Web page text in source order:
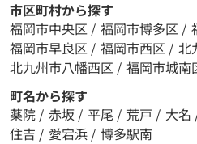
市区町村から探す
福岡市中央区 / 福岡市博多区 /
福岡市早良区 / 福岡市西区 / 北
北九州市八幡西区 / 福岡市城南
町名から探す
薬院 / 赤坂 / 平尾 / 荒戸 / 大名
住吉 / 愛宕浜 / 博多駅南